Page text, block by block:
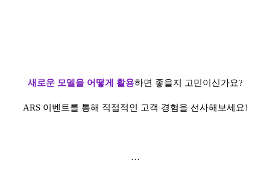
새로운 모델을 어떻게 활용하면 좋을지 고민이신가요?
ARS 이벤트를 통해 직접적인 고객 경험을 선사해보세요!
…